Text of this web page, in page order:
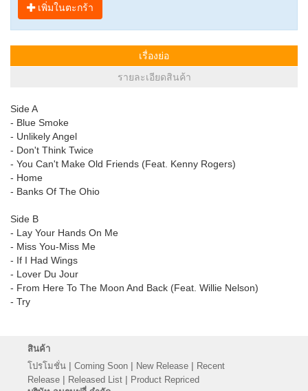
เพิ่มในตะกร้า
เรื่องย่อ
รายละเอียดสินค้า
Side A
- Blue Smoke
- Unlikely Angel
- Don't Think Twice
- You Can't Make Old Friends (Feat. Kenny Rogers)
- Home
- Banks Of The Ohio
Side B
- Lay Your Hands On Me
- Miss You-Miss Me
- If I Had Wings
- Lover Du Jour
- From Here To The Moon And Back (Feat. Willie Nelson)
- Try
สินค้า
โปรโมชั่น | Coming Soon | New Release | Recent
Release | Released List | Product Repriced